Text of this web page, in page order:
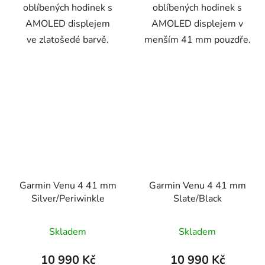
oblíbených hodinek s
AMOLED displejem
ve zlatošedé barvě.
oblíbených hodinek s
AMOLED displejem v
menším 41 mm pouzdře.
Garmin Venu 4 41 mm
Silver/Periwinkle
Skladem
10 990 Kč
Garmin Venu 4 41 mm
Slate/Black
Skladem
10 990 Kč